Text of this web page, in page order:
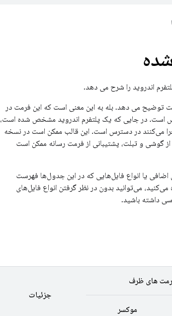
اندروید را شرح می دهد.
توضیح می دهد. بله به این معنی است که این فرمت در
است. در جایی که یک پلتفرم اندروید مشخص شده است،
می‌کنند در دسترس است. این قالب ممکن است در نسخه
گوشی و تبلت، پشتیبانی از فرمت رسانه ممکن است
یا انواع فایل‌هایی که در این جدول‌ها فهرست
می‌کنید، می‌توانید بدون در نظر گرفتن انواع فایل‌های
داشته باشید.
های ظرف
جزئیات
موکسر